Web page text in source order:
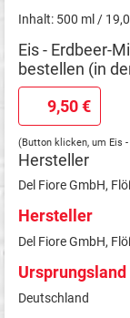
Inhalt: 500 ml /
Eis - Erdbeer-
bestellen (in
9,50 €
(Button klicken, um Eis -
Hersteller
Del Fiore GmbH,
Hersteller
Del Fiore GmbH,
Ursprungsland
Deutschland